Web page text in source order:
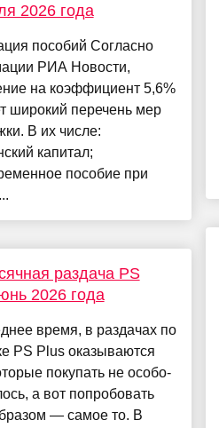
2026 года
пособий Согласно
РИА Новости,
на коэффициент 5,6%
широкий перечень мер
В их числе:
капитал;
пособие при
раздача PS
2026 года
время, в раздачах по
PS Plus оказываются
покупать не особо-
а вот попробовать
— самое то. В